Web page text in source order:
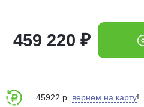
459 220 ₽
45922 р. вернем на карту!
выбранный способом
75%